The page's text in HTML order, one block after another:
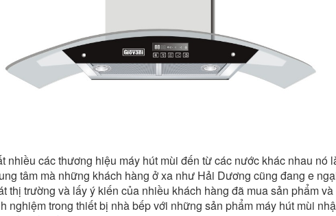
nhiều các thương hiệu máy hút mùi đến từ các nước khác nhau nó
tâm mà những khách hàng ở xa như Hải Dương cũng đang e
thị trường và lấy ý kiến của nhiều khách hàng đã mua sản phẩm
nghiệm trong thiết bị nhà bếp với những sản phẩm máy hút mùi